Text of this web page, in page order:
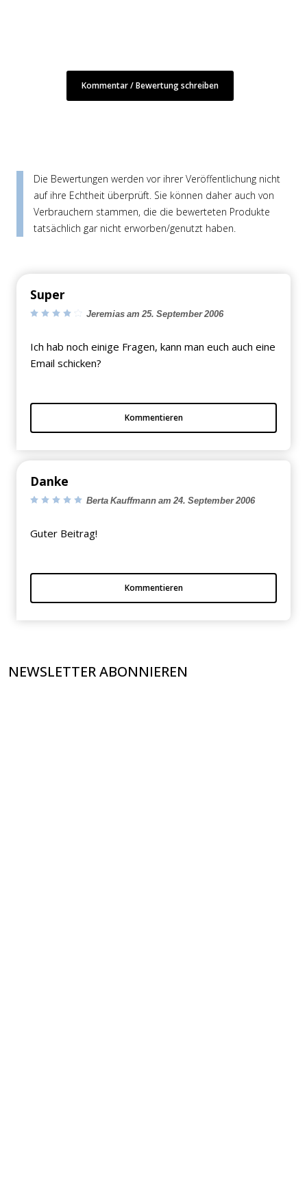
Kommentar / Bewertung schreiben
Die Bewertungen werden vor ihrer Veröffentlichung nicht
auf ihre Echtheit überprüft. Sie können daher auch von
Verbrauchern stammen, die die bewerteten Produkte
tatsächlich gar nicht erworben/genutzt haben.
Super
Jeremias am 25. September 2006
Ich hab noch einige Fragen, kann man euch auch eine
Email schicken?
Kommentieren
Danke
Berta Kauffmann am 24. September 2006
Guter Beitrag!
Kommentieren
NEWSLETTER ABONNIEREN